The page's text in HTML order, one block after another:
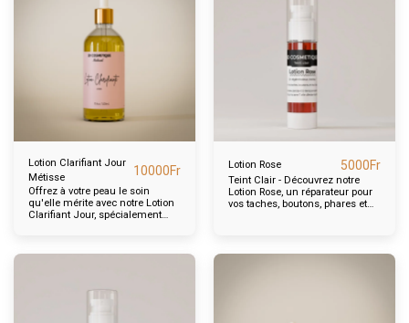
Lotion Clarifiant Jour
Métisse
10000Fr
Offrez à votre peau le soin
qu'elle mérite avec notre Lotion
Clarifiant Jour, spécialement
Lotion Rose 5000Fr
Teint Clair - Découvrez notre
Lotion Rose, un réparateur pour
vos taches, boutons, phares et
votre peau douce et éclatante.